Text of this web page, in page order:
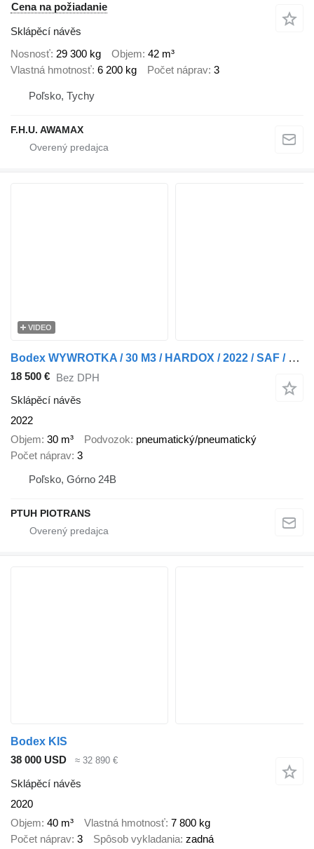
Cena na požiadanie
Sklápěcí návěs
Nosnosť 29 300 kg Objem 42 m³
Vlastná hmotnosť 6 200 kg Počet náprav 3
Poľsko, Tychy
F.H.U. AWAMAX
VIDEO
Bodex WYWROTKA / 30 M3 / HARDOX / 2022 / SAF / SUPER STAN / JAK NOWA
18 500 € Bez DPH
Sklápěcí návěs
2022
Objem 30 m³ Podvozok pneumatický/pneumatický
Počet náprav 3
Poľsko, Górno 24B
PTUH PIOTRANS
Bodex KIS
38 000 USD
≈ 32 890 €
Sklápěcí návěs
2020
Objem 40 m³ Vlastná hmotnosť 7 800 kg
Počet náprav 3 Spôsob vykladania zadná